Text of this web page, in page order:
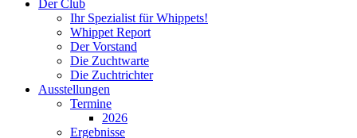
Der Club
Ihr Spezialist für Whippets!
Whippet Report
Der Vorstand
Die Zuchtwarte
Die Zuchtrichter
Ausstellungen
Termine
2026
Ergebnisse